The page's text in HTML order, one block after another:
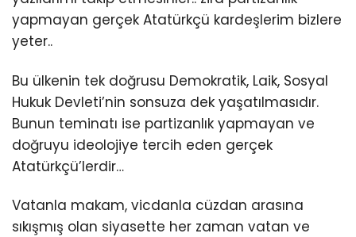
yapmayan gerçek Atatürkçü kardeşlerim bizlere
yeter..
Bu ülkenin tek doğrusu Demokratik, Laik, Sosyal
Hukuk Devleti’nin sonsuza dek yaşatılmasıdır.
Bunun teminatı ise partizanlık yapmayan ve
doğruyu ideolojiye tercih eden gerçek
Atatürkçü’lerdir…
Vatanla makam, vicdanla cüzdan arasına
sıkışmış olan siyasette her zaman vatan ve